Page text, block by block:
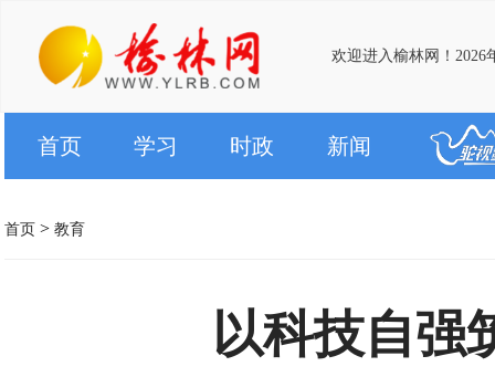
欢迎进入榆林网！2026
首页 学习 时政 新闻
首页 > 教育
以科技自强